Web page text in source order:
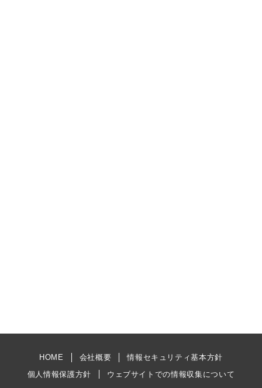
HOME 会社概要
情報セキュリティ基本方針
個人情報保護方針
ウェブサイトでの情報収集について